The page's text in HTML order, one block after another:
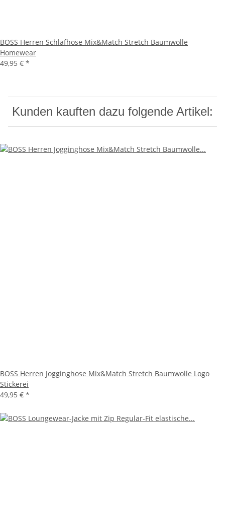
BOSS Herren Schlafhose Mix&Match Stretch Baumwolle
Homewear
49,95 € *
Kunden kauften dazu folgende Artikel:
BOSS Herren Jogginghose Mix&Match Stretch Baumwolle Logo
Stickerei
49,95 € *